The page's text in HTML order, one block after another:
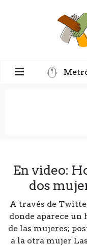
En video:
dos
A través de
donde aparece
de las mujeres;
a la otra mujer